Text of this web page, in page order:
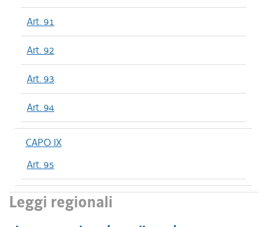
Art. 91
Art. 92
Art. 93
Art. 94
CAPO IX
Art. 95
Leggi regionali